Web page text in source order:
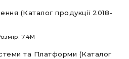
(Каталог продукції 2018-
7.4M
та Платформи (Каталог